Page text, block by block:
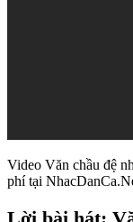
Video Văn chầu đệ
phí tại